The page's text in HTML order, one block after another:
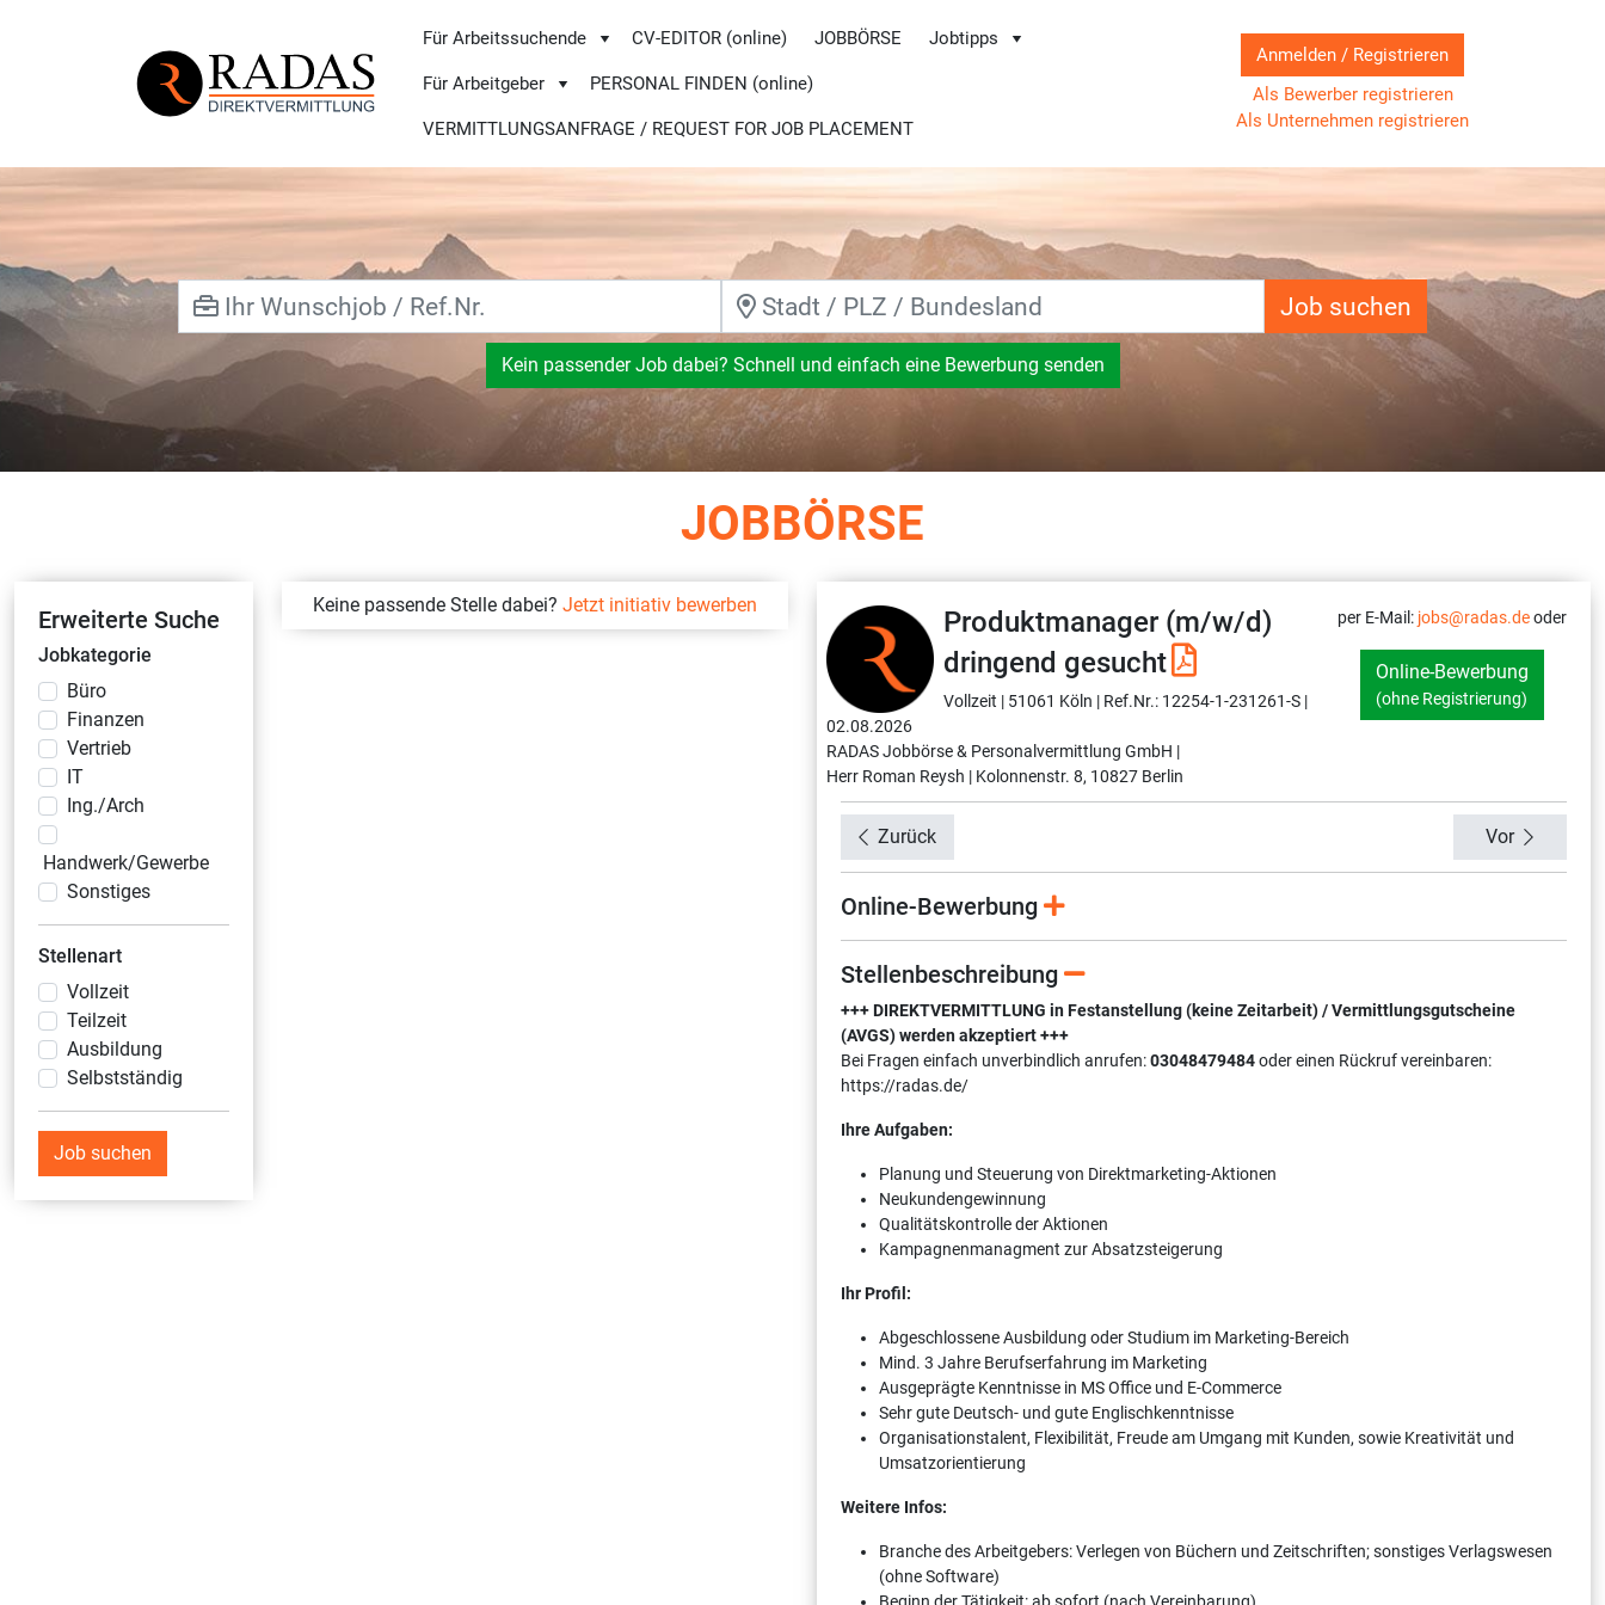
Für Arbeitssuchende CV-EDITOR (online) JOBBÖRSE Jobtipps
Für Arbeitgeber PERSONAL FINDEN (online)
VERMITTLUNGSANFRAGE / REQUEST FOR JOB PLACEMENT
Anmelden / Registrieren
Als Bewerber registrieren
Als Unternehmen registrieren
Job suchen
Kein passender Job dabei? Schnell und einfach eine Bewerbung senden
JOBBÖRSE
Erweiterte Suche
Jobkategorie
Büro
Finanzen
Vertrieb
IT
Ing./Arch
Handwerk/Gewerbe
Sonstiges
Stellenart
Vollzeit
Teilzeit
Ausbildung
Selbstständig
Job suchen
Keine passende Stelle dabei? Jetzt initiativ bewerben
Produktmanager (m/w/d)
dringend gesucht
Vollzeit | 51061 Köln | Ref.Nr.: 12254-1-231261-S |
02.08.2026
RADAS Jobbörse & Personalvermittlung GmbH |
Herr Roman Reysh | Kolonnenstr. 8, 10827 Berlin
per E-Mail: jobs@radas.deoder
Online-Bewerbung
(ohne Registrierung)
Zurück Vor
Online-Bewerbung
Stellenbeschreibung
+++ DIREKTVERMITTLUNG in Festanstellung (keine Zeitarbeit) / Vermittlungsgutscheine
(AVGS) werden akzeptiert +++
Bei Fragen einfach unverbindlich anrufen:03048479484oder einen Rückruf vereinbaren:
https://radas.de/
Ihre Aufgaben:
Planung und Steuerung von Direktmarketing-Aktionen
Neukundengewinnung
Qualitätskontrolle der Aktionen
Kampagnenmanagment zur Absatzsteigerung
Ihr Profil:
Abgeschlossene Ausbildung oder Studium im Marketing-Bereich
Mind. 3 Jahre Berufserfahrung im Marketing
Ausgeprägte Kenntnisse in MS Office und E-Commerce
Sehr gute Deutsch- und gute Englischkenntnisse
Organisationstalent, Flexibilität, Freude am Umgang mit Kunden, sowie Kreativität und
Umsatzorientierung
Weitere Infos:
Branche des Arbeitgebers: Verlegen von Büchern und Zeitschriften; sonstiges Verlagswesen
(ohne Software)